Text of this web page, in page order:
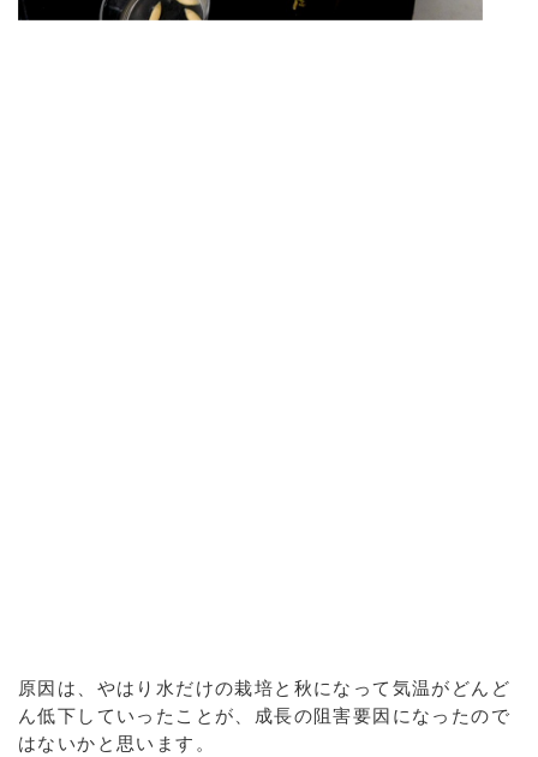
原因は、やはり水だけの栽培と秋になって気温がどんど
ん低下していったことが、成長の阻害要因になったので
はないかと思います。